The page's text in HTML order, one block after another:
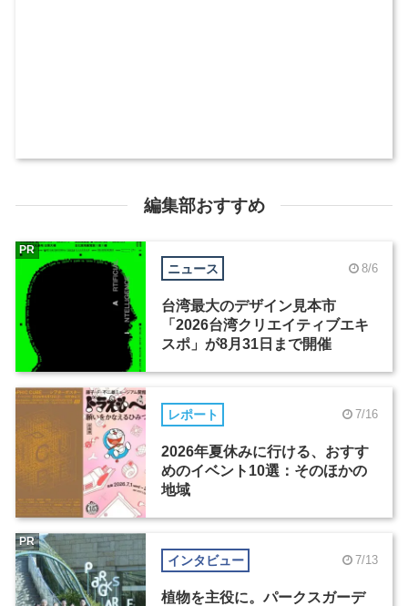
編集部おすすめ
ニュース 8/6
台湾最大のデザイン見本市
「2026台湾クリエイティブエキ
スポ」が8月31日まで開催
PR
レポート 7/16
2026年夏休みに行ける、おすす
めのイベント10選：そのほかの
地域
インタビュー 7/13
植物を主役に。パークスガーデ
PR